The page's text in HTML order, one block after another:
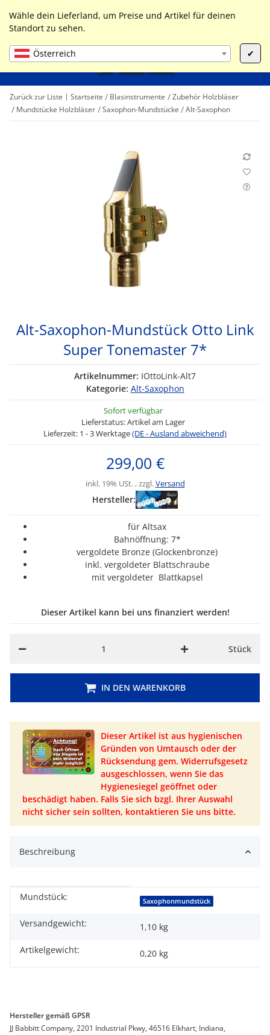
Wähle dein Lieferland, um Preise und Artikel für deinen
Standort zu sehen.
Österreich ✔
Liste ist leer
Zurück zur Liste Startseite Blasinstrumente
Zubehör Holzbläser
Mundstücke Holzbläser
Saxophon-Mundstücke Alt-Saxophon
Alt-Saxophon-Mundstück Otto Link
Super Tonemaster 7*
Artikelnummer: IOttoLink-Alt7
Kategorie: Alt-Saxophon
Sofort verfügbar
Lieferstatus: Artikel am Lager
Lieferzeit: 1 - 3 Werktage(DE - Ausland abweichend)
299,00 €
inkl. 19% USt. , zzgl.Versand
Hersteller:
für Altsax
Bahnöffnung: 7*
vergoldete Bronze (Glockenbronze)
inkl. vergoldeter Blattschraube
mit vergoldeter Blattkapsel
Dieser Artikel kann bei uns finanziert werden!
Stück
IN DEN WARENKORB
Dieser Artikel ist aus hygienischen
Gründen von Umtausch oder der
Rücksendung gem. Widerrufsgesetz
ausgeschlossen, wenn Sie das
Hygienesiegel geöffnet oder
beschädigt haben. Falls Sie sich bzgl. Ihrer Auswahl
nicht sicher sein sollten, kontaktieren Sie uns bitte.
Beschreibung
Produkteigenschaft
Wert
Mundstück: Saxophonmundstück
Versandgewicht:
1,10 kg
Artikelgewicht:
0,20 kg
Hersteller gemäß GPSR
JJ Babbitt Company, 2201 Industrial Pkwy, 46516 Elkhart, Indiana,